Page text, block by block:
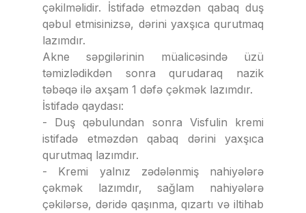
çəkilməlidir. İstifadə etməzdən qabaq duş
qəbul etmisinizsə, dərini yaxşıca qurutmaq
lazımdır.
Akne səpgilərinin müalicəsində üzü
təmizlədikdən sonra qurudaraq nazik
təbəqə ilə axşam 1 dəfə çəkmək lazımdır.
İstifadə qaydası:
- Duş qəbulundan sonra Visfulin kremi
istifadə etməzdən qabaq dərini yaxşıca
qurutmaq lazımdır.
- Kremi yalnız zədələnmiş nahiyələrə
çəkmək lazımdır, sağlam nahiyələrə
çəkilərsə, dəridə qaşınma, qızartı və iltihab